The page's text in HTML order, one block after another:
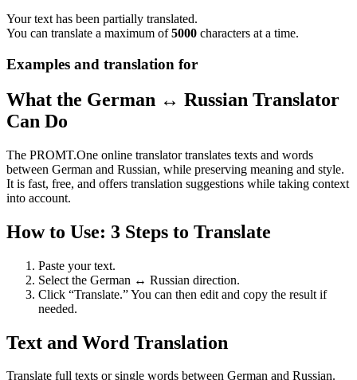
Your text has been partially translated.
You can translate a maximum of5000 characters at a time.
Examples and translation for
What the German ↔ Russian Translator
Can Do
The PROMT.One online translator translates texts and words
between German and Russian, while preserving meaning and style.
It is fast, free, and offers translation suggestions while taking context
into account.
How to Use: 3 Steps to Translate
Paste your text.
Select the German ↔ Russian direction.
Click “Translate.” You can then edit and copy the result if
needed.
Text and Word Translation
Translate full texts or single words between German and Russian.